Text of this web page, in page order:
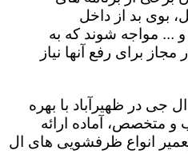
بوی بد از داخل
مواجه شوند که به
برای رفع آنها نیاز
جی در ظهیرآباد با بهره
متخصص، آماده ارائه
انواع ظرفشویی های ال